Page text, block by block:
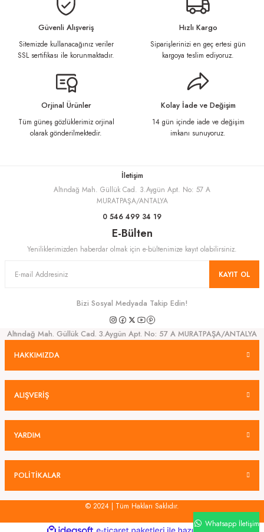
Görüş ve önerileriniz için teşekkür ederiz.
Ürün resmi kalitesiz, bozuk veya görüntülenemiyor.
Ürün bilgilerinde hatalar bulunuyor.
Gönder
Güvenli Alışveriş
Sitemizde kullanacağınız veriler
SSL sertifikası ile korunmaktadır.
Hızlı Kargo
Siparişlerinizi en geç ertesi gün
kargoya teslim ediyoruz.
Orjinal Ürünler
Tüm güneş gözlüklerimiz orjinal
olarak gönderilmektedir.
Kolay İade ve Değişim
14 gün içinde iade ve değişim
imkanı sunuyoruz.
İletişim
Altındağ Mah. Güllük Cad. 3.Aygün Apt. No: 57 A
MURATPAŞA/ANTALYA
0 546 499 34 19
E-Bülten
Yeniliklerimizden haberdar olmak için e-bültenimize kayıt olabilirsiniz.
KAYIT OL
Bizi Sosyal Medyada Takip Edin!
Altındağ Mah. Güllük Cad. 3.Aygün Apt. No: 57 A MURATPAŞA/ANTALYA
HAKKIMIZDA
ALIŞVERİŞ
YARDIM
POLİTİKALAR
© 2024 | Tüm Hakları Saklıdır.
Whatsapp İletişim
ideasoft e-